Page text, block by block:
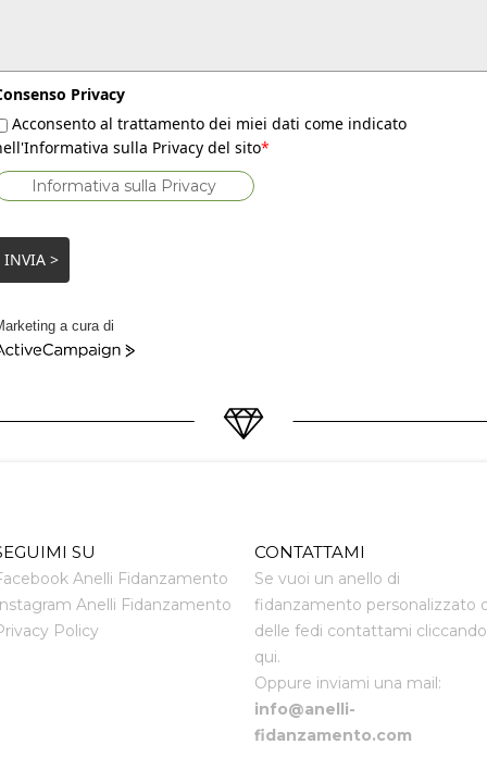
Privacy
Acconsento al trattamento dei miei dati come indicato
sulla Privacy del sito*
Informativa sulla Privacy
INVIA >
a cura di
SU
Anelli Fidanzamento
Anelli Fidanzamento
Policy
CONTATTAMI
Se vuoi un anello di
fidanzamento personalizzato
delle fedi contattami cliccando
qui.
Oppure inviami una mail:
info@anelli-
fidanzamento.com